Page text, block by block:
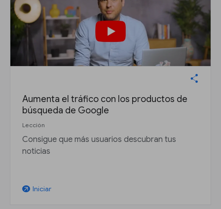
Aumenta el tráfico con los productos de
búsqueda de Google
Lección
Consigue que más usuarios descubran tus
noticias
arrow_outward Iniciar